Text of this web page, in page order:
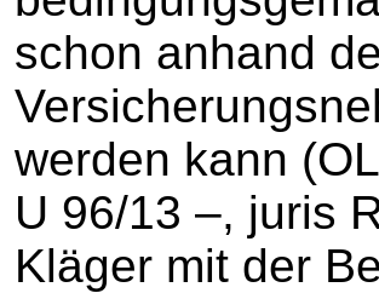
schon anhand
werden kann
U 96/13 –, juris
Kläger mit der